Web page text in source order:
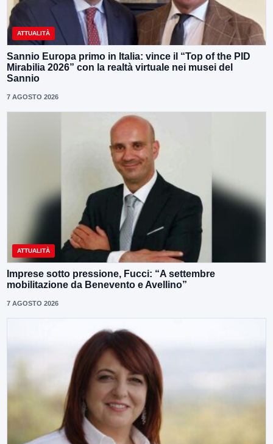
ATTUALITÀ
Sannio Europa primo in Italia: vince il “Top of the PID
Mirabilia 2026” con la realtà virtuale nei musei del
Sannio
7 AGOSTO 2026
ATTUALITÀ
Imprese sotto pressione, Fucci: “A settembre
mobilitazione da Benevento e Avellino”
7 AGOSTO 2026